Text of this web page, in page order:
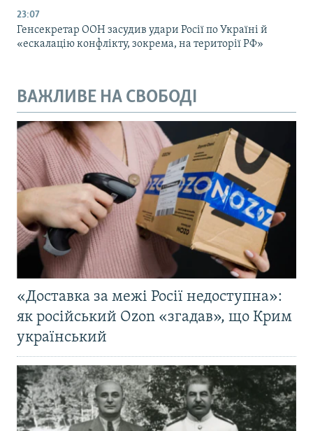
23:07
Генсекретар ООН засудив удари Росії по Україні й
«ескалацію конфлікту, зокрема, на території РФ»
ВАЖЛИВЕ НА СВОБОДІ
«Доставка за межі Росії недоступна»:
як російський Ozon «згадав», що Крим
український